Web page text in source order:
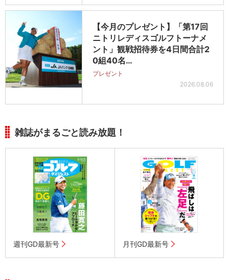
【今月のプレゼント】「第17回
ニトリレディスゴルフトーナメ
ント」観戦招待券を4日間合計2
0組40名…
プレゼント
2026.08.06
雑誌がまるごと読み放題！
週刊GD最新号 月刊GD最新号